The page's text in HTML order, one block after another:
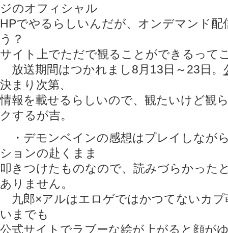
ジのオフィシャル
HPでやるらしいんだが、オンデマンド配
う？
サイト上でただで観ることができるって
放送期間はつかれまし8月13日～23日。
決まり次第、
情報を載せるらしいので、観たいけど観
クするが吉。
・デモンベインの感想はプレイしなが
ションの赴くまま
叩きつけたものなので、読みづらかった
ありません。
九郎×アルはエロゲではかつてないカプ
いまでも
公式サイトでラブーな絵が上がると顔が